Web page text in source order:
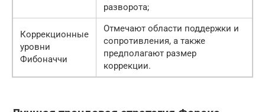
разворота;
Коррекционные
уровни
Фибоначчи
Отмечают области поддержки и
сопротивления, а также
предполагают размер
коррекции.